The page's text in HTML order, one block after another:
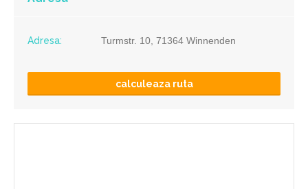
Adresa: Turmstr. 10, 71364 Winnenden
calculeaza ruta